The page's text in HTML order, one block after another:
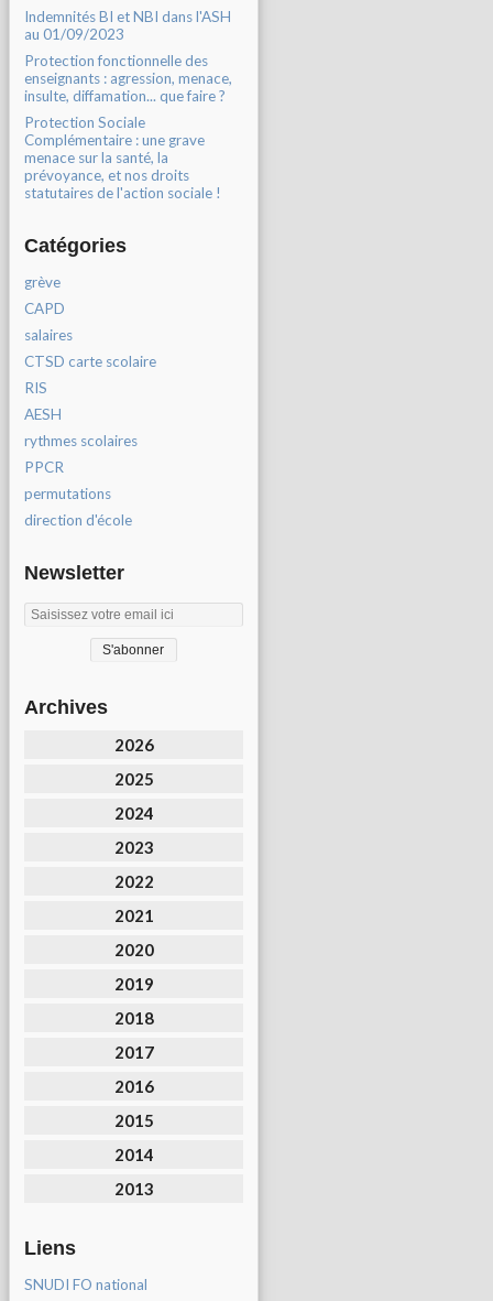
Indemnités BI et NBI dans l'ASH
au 01/09/2023
Protection fonctionnelle des
enseignants : agression, menace,
insulte, diffamation... que faire ?
Protection Sociale
Complémentaire : une grave
menace sur la santé, la
prévoyance, et nos droits
statutaires de l'action sociale !
Catégories
grève
CAPD
salaires
CTSD carte scolaire
RIS
AESH
rythmes scolaires
PPCR
permutations
direction d'école
Newsletter
Archives
2026
2025
2024
2023
2022
2021
2020
2019
2018
2017
2016
2015
2014
2013
Liens
SNUDI FO national